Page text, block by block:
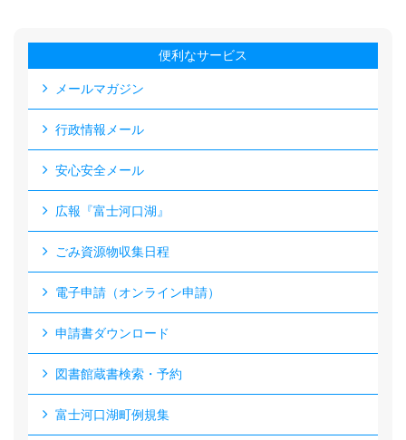
便利なサービス
メールマガジン
行政情報メール
安心安全メール
広報『富士河口湖』
ごみ資源物収集日程
電子申請（オンライン申請）
申請書ダウンロード
図書館蔵書検索・予約
富士河口湖町例規集